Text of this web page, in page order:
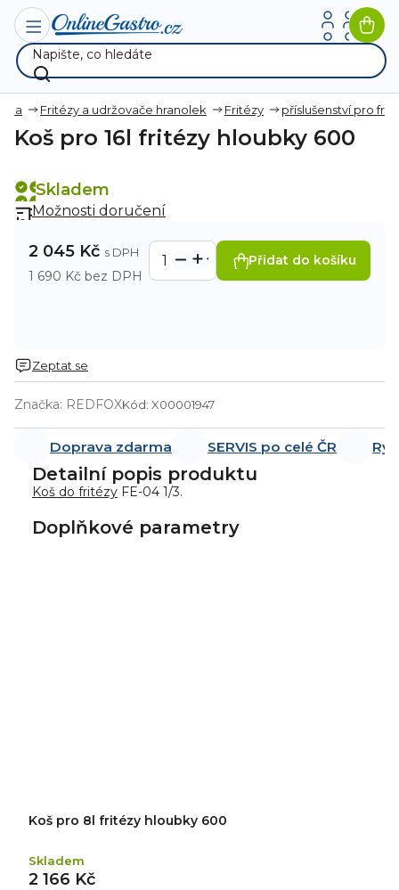
Přejít
obsah
Fritézy a udržovače hranolek Fritézy příslušenství pro
Koš pro 16l fritézy hloubky 600
Značka: REDFOXKód: X00001947
Skladem
Možnosti doručení
2 045 Kč
1 690 Kč bez DPH
Přidat do košíku
Zeptat se
Doprava zdarma SERVIS po celé ČR
Detailní popis produktu
Koš do fritézy FE-04 1/3.
Doplňkové parametry
Koš pro 8l fritézy hloubky 600
Skladem
2 166 Kč